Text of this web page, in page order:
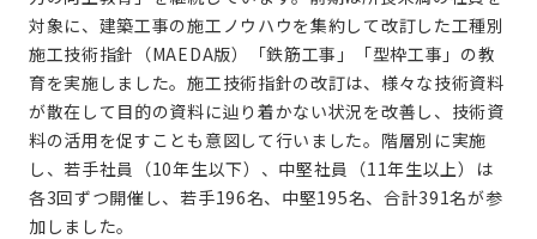
対象に、建築工事の施工ノウハウを集約して改訂した工種別
施工技術指針（MAEDA版）「鉄筋工事」「型枠工事」の教
育を実施しました。施工技術指針の改訂は、様々な技術資料
が散在して目的の資料に辿り着かない状況を改善し、技術資
料の活用を促すことも意図して行いました。階層別に実施
し、若手社員（10年生以下）、中堅社員（11年生以上）は
各3回ずつ開催し、若手196名、中堅195名、合計391名が参
加しました。